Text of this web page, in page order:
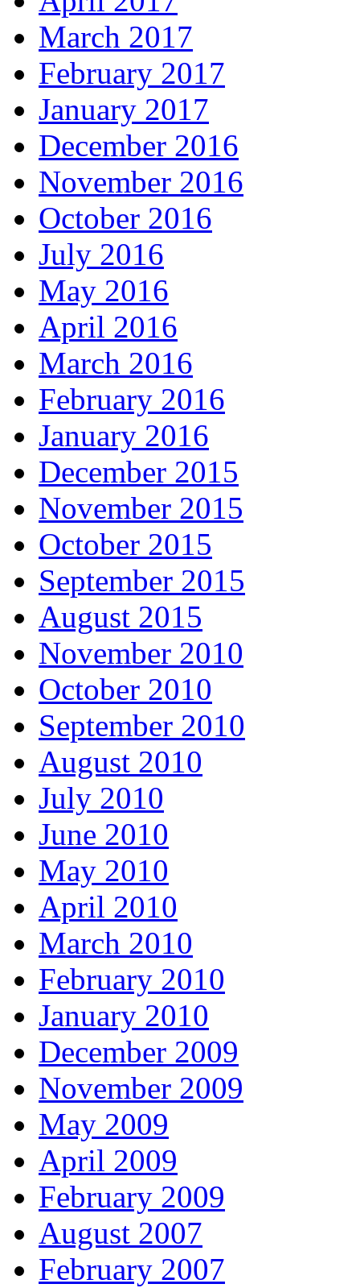
March 2017
February 2017
January 2017
December 2016
November 2016
October 2016
July 2016
May 2016
April 2016
March 2016
February 2016
January 2016
December 2015
November 2015
October 2015
September 2015
August 2015
November 2010
October 2010
September 2010
August 2010
July 2010
June 2010
May 2010
April 2010
March 2010
February 2010
January 2010
December 2009
November 2009
May 2009
April 2009
February 2009
August 2007
February 2007